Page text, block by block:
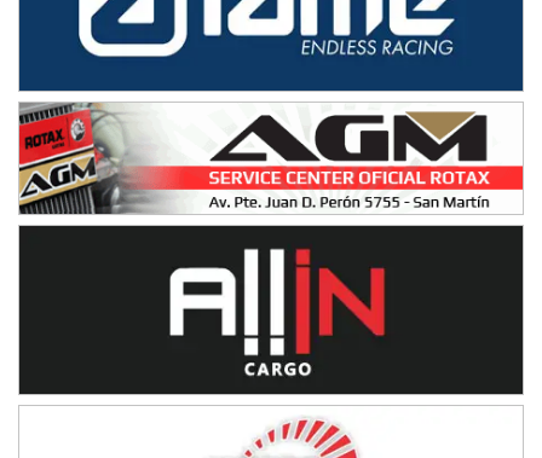
El Timbó (Tucumán)
COBERTURA ESPECIAL DE E-KART.COM.AR
IAME SERIES ARGENTINA 6
Ramiro Tot (Asfalto)
Baradero (Buenos Aires)
KDO - F6
ENTRERRIANO - F6 (POSTERGADA)
VICTORIENSE - F7